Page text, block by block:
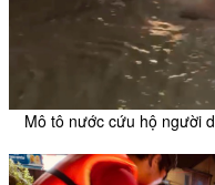
Mô tô nước cứu hộ người